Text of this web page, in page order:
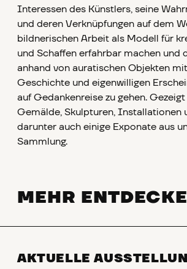
Interessen des Künstlers, seine
und deren Verknüpfungen auf dem
bildnerischen Arbeit als Modell für
und Schaffen erfahrbar machen und
anhand von auratischen Objekten
Geschichte und eigenwilligen
auf Gedankenreise zu gehen.
Gemälde, Skulpturen, Installationen
darunter auch einige Exponate aus
Sammlung.
MEHR
AKTUELLE